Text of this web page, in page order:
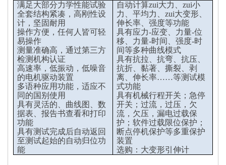
满足大部分力学性能试验
全套结构紧凑，高刚性设
计，坚固耐用
操作方便，任何人皆可轻
易操作
测量准确高，通过第三方
检测机构认证
高速率，低振动，低噪音
的电机驱动装置
多语种应用功能，适应不
同的国别使用
具有灵活的、曲线图、数
据表、报告书查看和打印
功能
具有测试完成后自动返回
至测试起始的自动归位功
能
自动计算zui大力、zui小
力、平均力、zui大变形、
伸长率、强度等功能
具有应力-应变、力量-位
移、力量-时间、强度-时
间等多种曲线模式
具有抗拉、抗弯、抗压、
抗折、黏著、撕裂、剥
离、伸长率……等测试模
式功能
具有机械行程开关；急停
开关；过流，过压，欠
流，欠压，漏电过载保
护；软件过载限位保护；
断点停机保护等多重保护
装置
选购：大变形引伸计